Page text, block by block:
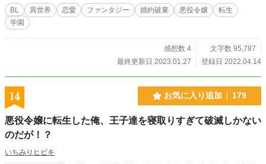
たザコ。 言わば、モブ界の中でさえモブというKING of モブ
に転生したのだ。 本来なら死んでいる筈のアルトが生きてい
きているならば、作者の利点を生かして破滅フラグを折って
折って折りまくってやろうと考えていた。 しかし、何故か攻
BL 異世界 恋愛 ファンタジー 婚約破棄 悪役令嬢
転生
学園
感想数 4
文字数 95,787
最終更新日 2023.01.27
登録日 2022.04.14
14 お気に入り追加 179
悪役令嬢に転生した俺、王子達を寝取りすぎて破滅しかない
のだが！？
いちみりヒビキ